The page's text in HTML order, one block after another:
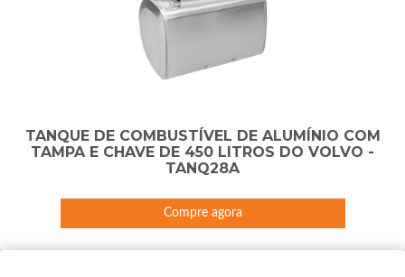
TANQUE DE COMBUSTÍVEL DE ALUMÍNIO COM
TAMPA E CHAVE DE 450 LITROS DO VOLVO -
TANQ28A
Compre agora